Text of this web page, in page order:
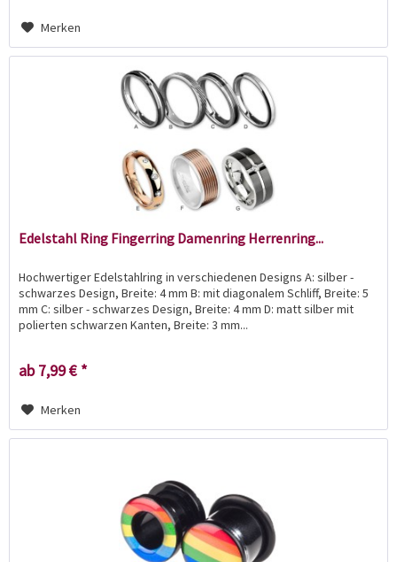
Merken
Edelstahl Ring Fingerring Damenring Herrenring...
Hochwertiger Edelstahlring in verschiedenen Designs A: silber -
schwarzes Design, Breite: 4 mm B: mit diagonalem Schliff, Breite: 5
mm C: silber - schwarzes Design, Breite: 4 mm D: matt silber mit
polierten schwarzen Kanten, Breite: 3 mm...
ab 7,99 € *
Merken